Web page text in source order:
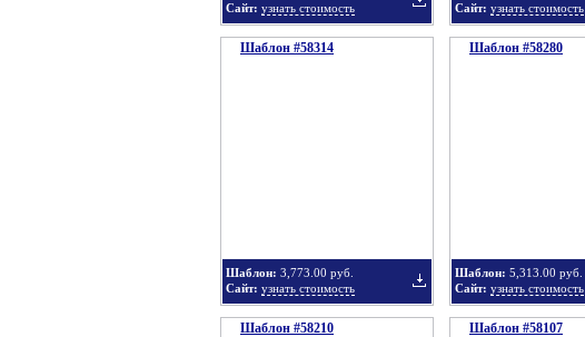
Сайт: узнать стоимость
Сайт: узнать стоимость
Шаблон #58314
Шаблон: 3,773.00 руб.
Сайт: узнать стоимость
Шаблон #58280
Шаблон: 5,313.00 руб.
Сайт: узнать стоимость
Шаблон #58210 Шаблон #58107